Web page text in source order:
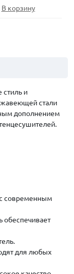
В корзину
стиль и
стали
дополнением
современным
для любых